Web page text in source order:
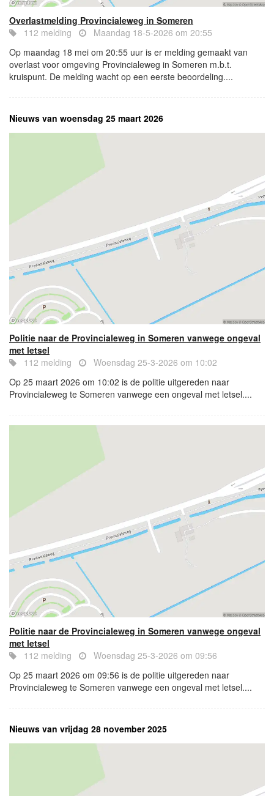
Overlastmelding Provincialeweg in Someren
112 melding
Maandag 18-5-2026 om 20:55
Op maandag 18 mei om 20:55 uur is er melding gemaakt van
overlast voor omgeving Provincialeweg in Someren m.b.t.
kruispunt. De melding wacht op een eerste beoordeling....
Nieuws van woensdag 25 maart 2026
Politie naar de Provincialeweg in Someren vanwege ongeval
met letsel
112 melding
Woensdag 25-3-2026 om 10:02
Op 25 maart 2026 om 10:02 is de politie uitgereden naar
Provincialeweg te Someren vanwege een ongeval met letsel....
Politie naar de Provincialeweg in Someren vanwege ongeval
met letsel
112 melding
Woensdag 25-3-2026 om 09:56
Op 25 maart 2026 om 09:56 is de politie uitgereden naar
Provincialeweg te Someren vanwege een ongeval met letsel....
Nieuws van vrijdag 28 november 2025